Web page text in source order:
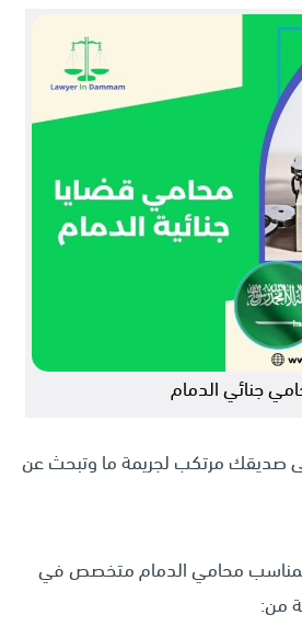
جنائي الدمام
صديقك مرتكب لجريمة ما وتبحث عن
محامي الدمام متخصص في
من: